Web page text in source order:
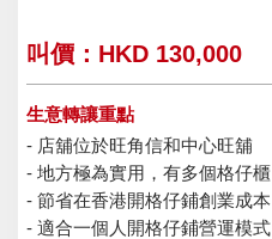
叫價：HKD 130,000
生意轉讓重點
- 店舖位於旺角信和中心旺舖
- 地方極為實用，有多個格仔櫃
- 節省在香港開格仔鋪創業成本
- 適合一個人開格仔鋪營運模式